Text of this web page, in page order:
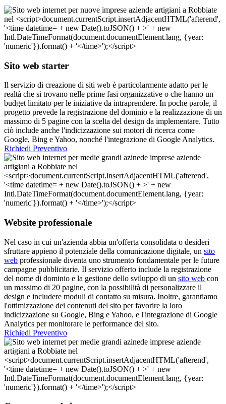
Sito web starter
Il servizio di creazione di siti web è particolarmente adatto per le
realtà che si trovano nelle prime fasi organizzative o che hanno un
budget limitato per le iniziative da intraprendere. In poche parole, il
progetto prevede la registrazione del dominio e la realizzazione di un
massimo di 5 pagine con la scelta del design da implementare. Tutto
ciò include anche l'indicizzazione sui motori di ricerca come
Google, Bing e Yahoo, nonché l'integrazione di Google Analytics.
Richiedi Preventivo
Website professionale
Nel caso in cui un'azienda abbia un'offerta consolidata o desideri
sfruttare appieno il potenziale della comunicazione digitale, un sito
web professionale diventa uno strumento fondamentale per le future
campagne pubblicitarie. Il servizio offerto include la registrazione
del nome di dominio e la gestione dello sviluppo di un sito web con
un massimo di 20 pagine, con la possibilità di personalizzare il
design e includere moduli di contatto su misura. Inoltre, garantiamo
l'ottimizzazione dei contenuti del sito per favorire la loro
indicizzazione su Google, Bing e Yahoo, e l'integrazione di Google
Analytics per monitorare le performance del sito.
Richiedi Preventivo